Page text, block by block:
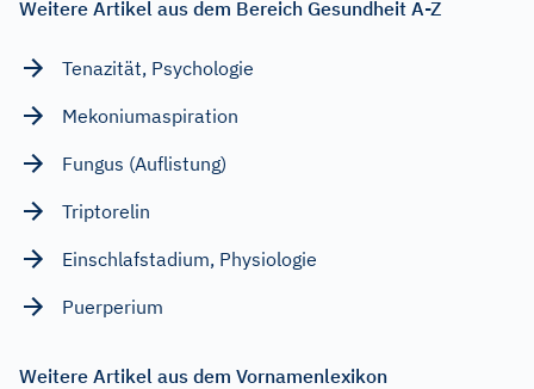
Weitere Artikel aus dem Bereich Gesundheit A-Z
Tenazität, Psychologie
Mekoniumaspiration
Fungus (Auflistung)
Triptorelin
Einschlafstadium, Physiologie
Puerperium
Weitere Artikel aus dem Vornamenlexikon